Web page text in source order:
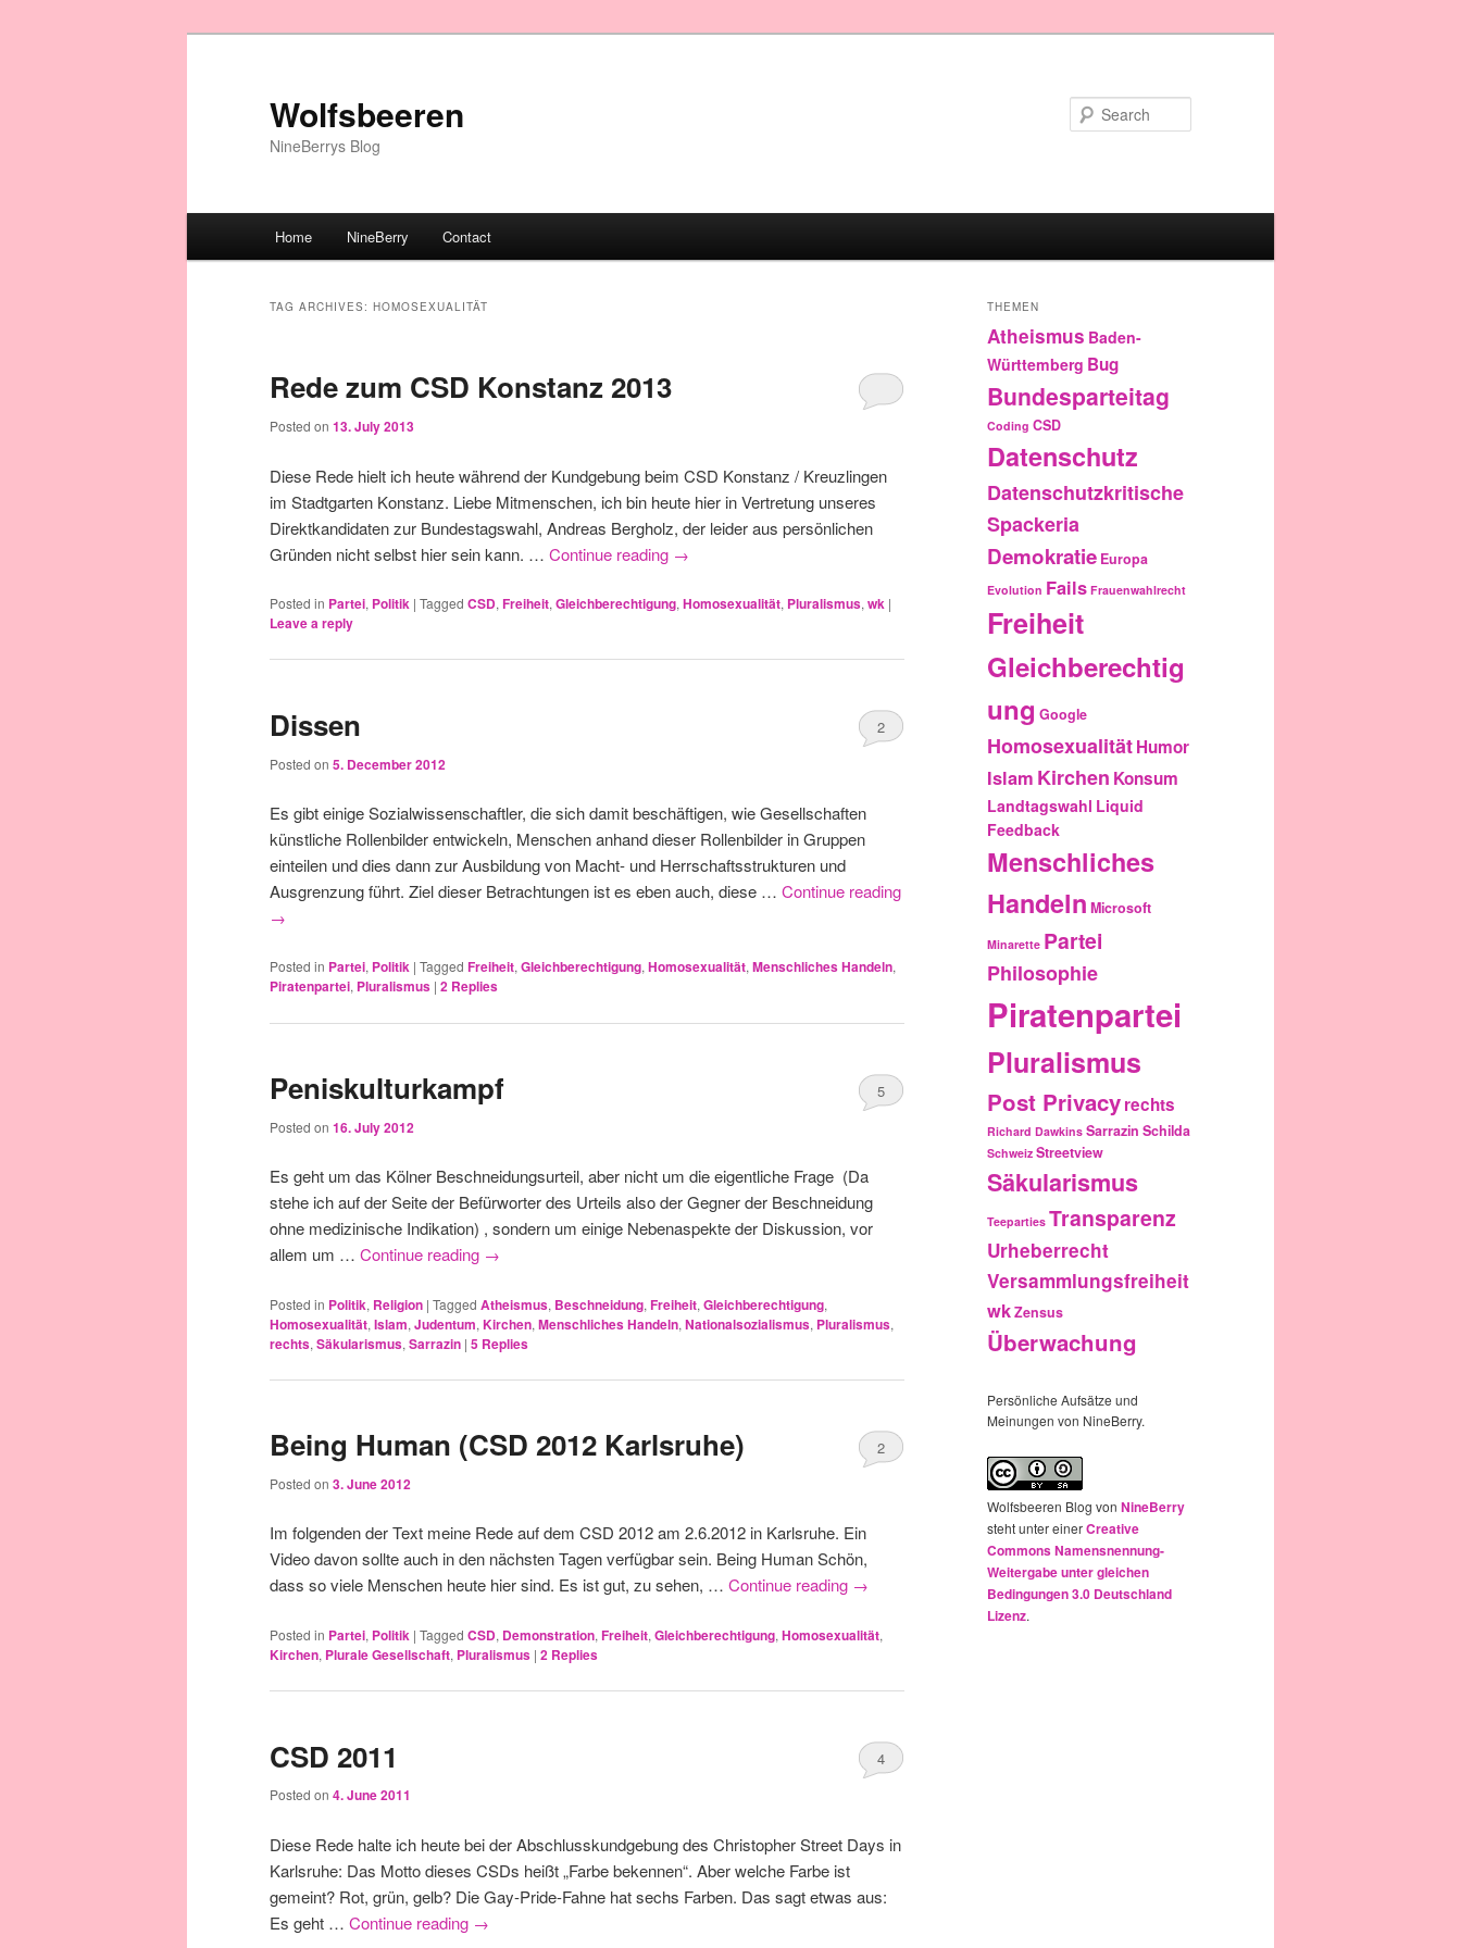
Wolfsbeeren
NineBerrys Blog
Skip to primary content
Skip to secondary content
Home NineBerry Contact
TAG ARCHIVES: HOMOSEXUALITÄT
Rede zum CSD Konstanz 2013
Posted on 13. July 2013
Diese Rede hielt ich heute während der Kundgebung beim CSD Konstanz / Kreuzlingen
im Stadtgarten Konstanz. Liebe Mitmenschen, ich bin heute hier in Vertretung unseres
Direktkandidaten zur Bundestagswahl, Andreas Bergholz, der leider aus persönlichen
Gründen nicht selbst hier sein kann. … Continue reading →
Posted in Partei, Politik | Tagged CSD, Freiheit, Gleichberechtigung, Homosexualität, Pluralismus, wk |
Leave a reply
Dissen
Posted on 5. December 2012
2
Es gibt einige Sozialwissenschaftler, die sich damit beschäftigen, wie Gesellschaften
künstliche Rollenbilder entwickeln, Menschen anhand dieser Rollenbilder in Gruppen
einteilen und dies dann zur Ausbildung von Macht- und Herrschaftsstrukturen und
Ausgrenzung führt. Ziel dieser Betrachtungen ist es eben auch, diese … Continue reading
→
Posted in Partei, Politik | Tagged Freiheit, Gleichberechtigung, Homosexualität, Menschliches Handeln,
Piratenpartei, Pluralismus | 2 Replies
Peniskulturkampf
Posted on 16. July 2012
5
Es geht um das Kölner Beschneidungsurteil, aber nicht um die eigentliche Frage (Da
stehe ich auf der Seite der Befürworter des Urteils also der Gegner der Beschneidung
ohne medizinische Indikation) , sondern um einige Nebenaspekte der Diskussion, vor
allem um … Continue reading →
Posted in Politik, Religion | Tagged Atheismus, Beschneidung, Freiheit, Gleichberechtigung,
Homosexualität, Islam, Judentum, Kirchen, Menschliches Handeln, Nationalsozialismus, Pluralismus,
rechts, Säkularismus, Sarrazin | 5 Replies
Being Human (CSD 2012 Karlsruhe)
Posted on 3. June 2012
2
Im folgenden der Text meine Rede auf dem CSD 2012 am 2.6.2012 in Karlsruhe. Ein
Video davon sollte auch in den nächsten Tagen verfügbar sein. Being Human Schön,
dass so viele Menschen heute hier sind. Es ist gut, zu sehen, … Continue reading →
Posted in Partei, Politik | Tagged CSD, Demonstration, Freiheit, Gleichberechtigung, Homosexualität,
Kirchen, Plurale Gesellschaft, Pluralismus | 2 Replies
CSD 2011
Posted on 4. June 2011
4
Diese Rede halte ich heute bei der Abschlusskundgebung des Christopher Street Days in
Karlsruhe: Das Motto dieses CSDs heißt „Farbe bekennen“. Aber welche Farbe ist
gemeint? Rot, grün, gelb? Die Gay-Pride-Fahne hat sechs Farben. Das sagt etwas aus:
Es geht … Continue reading →
THEMEN
Atheismus Baden-
Württemberg Bug
Bundesparteitag
Coding CSD
Datenschutz
Datenschutzkritische
Spackeria
Demokratie Europa
Evolution Fails Frauenwahlrecht
Freiheit
Gleichberechtig
ung Google
HomosexualitätHumor
Islam Kirchen Konsum
Landtagswahl Liquid
Feedback
Menschliches
Handeln Microsoft
Minarette Partei
Philosophie
Piratenpartei
Pluralismus
Post Privacyrechts
Richard Dawkins Sarrazin Schilda
Schweiz Streetview
Säkularismus
Teeparties Transparenz
Urheberrecht
Versammlungsfreiheit
wkZensus
Überwachung
Persönliche Aufsätze und
Meinungen von NineBerry.
Wolfsbeeren Blog von NineBerry
steht unter einerCreative
Commons Namensnennung-
Weitergabe unter gleichen
Bedingungen 3.0 Deutschland
Lizenz.